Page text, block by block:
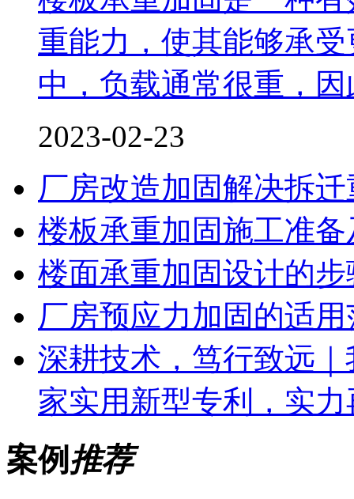
重能力，使其能够承
中，负载通常很重，
2023-02-23
厂房改造加固解决拆
楼板承重加固施工准
楼面承重加固设计的
厂房预应力加固的适
深耕技术，笃行致远
家实用新型专利，实
案例 推荐